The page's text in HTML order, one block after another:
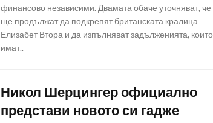
финансово независими. Двамата обаче уточняват, че
ще продължат да подкрепят британската кралица
Елизабет Втора и да изпълняват задълженията, които
имат..
Никол Шерцингер официално
представи новото си гадже